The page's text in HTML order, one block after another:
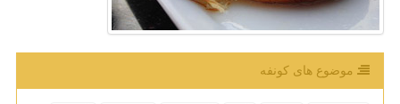
موضوع های كونفه